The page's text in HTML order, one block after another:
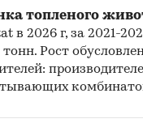
База
топленого
в 2026 г, за 2021-
Рост